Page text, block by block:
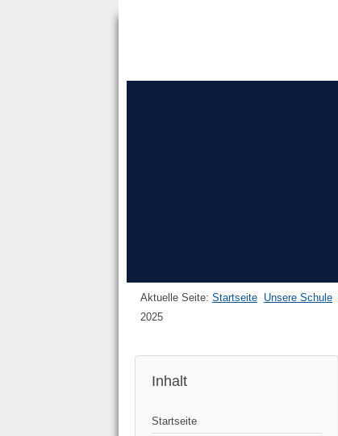
Aktuelle Seite: Startseite Unsere Schule
2025
Inhalt
Startseite